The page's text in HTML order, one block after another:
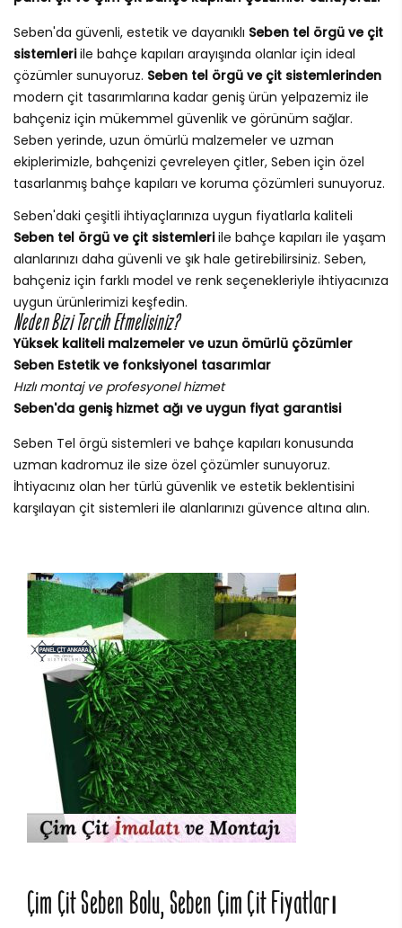
Seben'da güvenli, estetik ve dayanıklı Seben tel örgü ve çit
sistemleriile bahçe kapıları arayışında olanlar için ideal
çözümler sunuyoruz. Seben tel örgü ve çit sistemlerinden
modern çit tasarımlarına kadar geniş ürün yelpazemiz ile
bahçeniz için mükemmel güvenlik ve görünüm sağlar.
Seben yerinde, uzun ömürlü malzemeler ve uzman
ekiplerimizle, bahçenizi çevreleyen çitler, Seben için özel
tasarlanmış bahçe kapıları ve koruma çözümleri sunuyoruz.
Seben'daki çeşitli ihtiyaçlarınıza uygun fiyatlarla kaliteli
Seben tel örgü ve çit sistemleriile bahçe kapıları ile yaşam
alanlarınızı daha güvenli ve şık hale getirebilirsiniz. Seben,
bahçeniz için farklı model ve renk seçenekleriyle ihtiyacınıza
uygun ürünlerimizi keşfedin.
Neden Bizi Tercih Etmelisiniz?
Yüksek kaliteli malzemeler ve uzun ömürlü çözümler
Seben Estetik ve fonksiyonel tasarımlar
Hızlı montaj ve profesyonel hizmet
Seben'da geniş hizmet ağı ve uygun fiyat garantisi
Seben Tel örgü sistemleri ve bahçe kapıları konusunda
uzman kadromuz ile size özel çözümler sunuyoruz.
İhtiyacınız olan her türlü güvenlik ve estetik beklentisini
karşılayan çit sistemleri ile alanlarınızı güvence altına alın.
Çim Çit Seben Bolu, Seben Çim Çit Fiyatları